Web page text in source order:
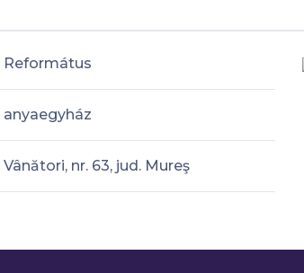
Református
anyaegyház
Vânători, nr. 63, jud. Mureş